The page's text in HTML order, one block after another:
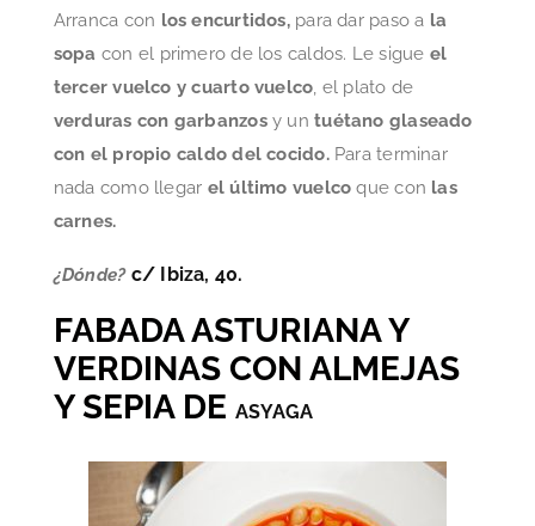
Arranca con los encurtidos,para dar paso a la
sopa con el primero de los caldos. Le sigue el
tercer vuelco y cuarto vuelco, el plato de
verduras con garbanzos y un tuétano glaseado
con el propio caldo del cocido. Para terminar
nada como llegar el último vuelcoque con las
carnes.
¿Dónde? c/ Ibiza, 40.
FABADA ASTURIANA Y
VERDINAS CON ALMEJAS
Y SEPIA DE ASYAGA